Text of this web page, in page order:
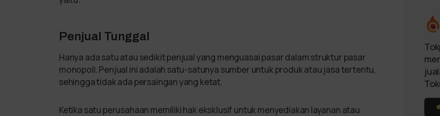
Penjual Tunggal
Hanya ada satu atau sedikit penjual yang menguasai pasar dalam struktur pasar
monopoli. Penjual ini adalah satu-satunya sumber untuk produk atau jasa tertentu,
sehingga tidak ada persaingan yang ketat.
Ketika satu perusahaan memiliki hak eksklusif untuk menyediakan layanan atau